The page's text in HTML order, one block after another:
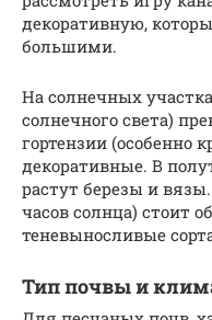
декоративную,
большими.
На солнечных
солнечного света)
гортензии (особенно
декоративные. В
растут березы и
часов солнца) стоит
теневыносливые
Тип почвы и